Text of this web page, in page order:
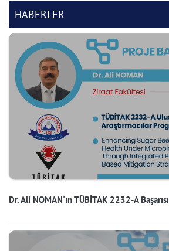
HABERLER
Dr. Ali NOMAN'ın TÜBİTAK 2232-A Başarısı